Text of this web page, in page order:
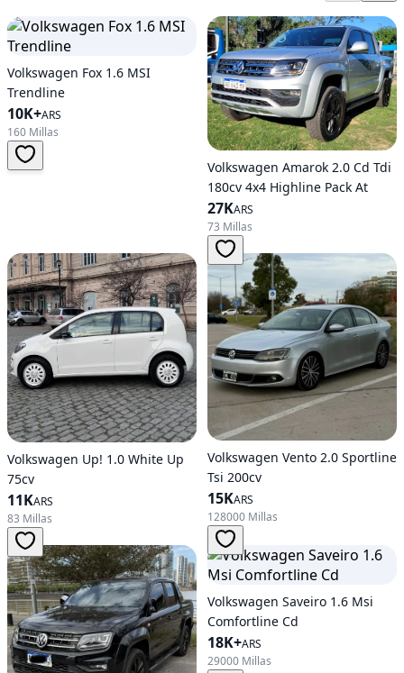
Volkswagen Fox 1.6 MSI
Trendline
10K+ARS
160 Millas
Volkswagen Amarok 2.0 Cd Tdi
180cv 4x4 Highline Pack At
27KARS
73 Millas
Volkswagen Up! 1.0 White Up
75cv
11KARS
83 Millas
Volkswagen Vento 2.0 Sportline
Tsi 200cv
15KARS
128000 Millas
Volkswagen Saveiro 1.6 Msi
Comfortline Cd
18K+ARS
29000 Millas